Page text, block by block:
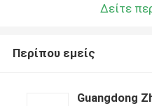
Δείτε
Περίπου εμείς
Guangdong